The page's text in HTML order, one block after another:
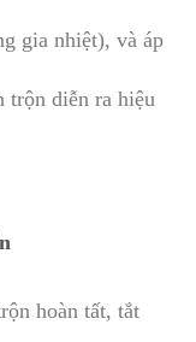
gia nhiệt), và áp
trộn diễn ra hiệu
hoàn tất, tắt